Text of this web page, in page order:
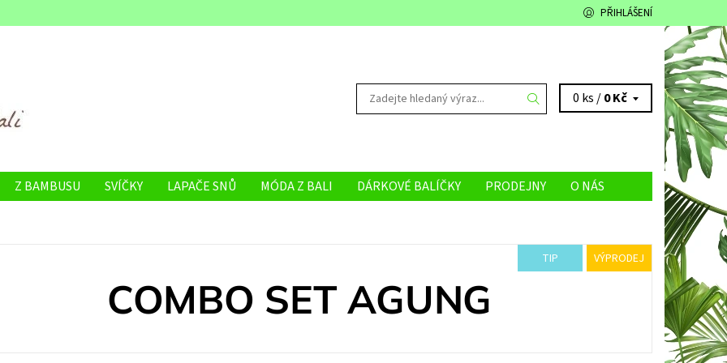
PŘIHLÁŠENÍ
0 ks /0 Kč
Z BAMBUSU SVÍČKY LAPAČE SNŮ MÓDA Z BALI DÁRKOVÉ BALÍČKY PRODEJNY
O NÁS
TIP VÝPRODEJ
COMBO SET AGUNG